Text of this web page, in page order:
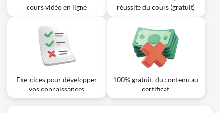
rapport à d'autres plateformes comme Twitter ou TikTok
?
Exercice: Quel est l'un des avantages de YouTube en tant
que plateforme pour les créateurs de contenu?
cours vidéo en ligne
réussite du cours (gratuit)
Exercices pour développer
vos connaissances
100% gratuit, du contenu au
certificat